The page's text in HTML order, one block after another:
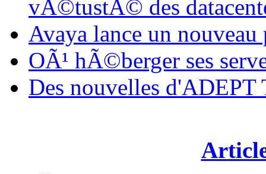
vÃ©tustÃ© des
Avaya lance un nouveau
OÃ¹ hÃ©berger ses
Des nouvelles